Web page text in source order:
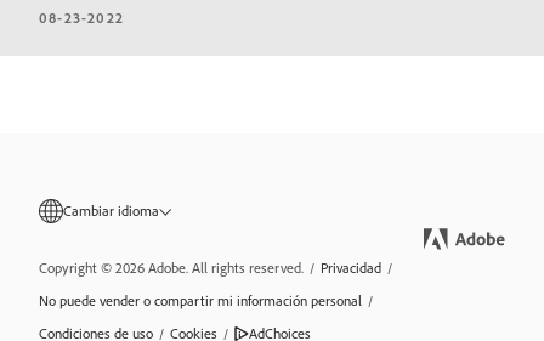
08-23-2022
Cambiar idioma
Copyright © 2026 Adobe. All rights reserved. / Privacidad /
No puede vender o compartir mi información personal /
Condiciones de uso / Cookies / AdChoices